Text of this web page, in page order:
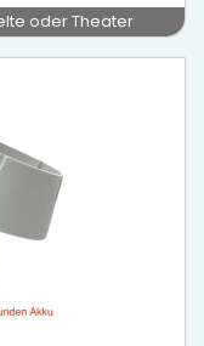
oder Theater